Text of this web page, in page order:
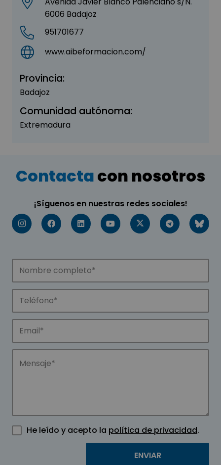
6006 Badajoz
951701677
www.aibeformacion.com/
Provincia:
Badajoz
Comunidad autónoma:
Extremadura
Contactacon nosotros
¡Síguenos en nuestras redes sociales!
He leído y acepto la política de privacidad.